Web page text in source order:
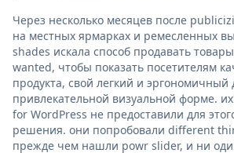
Через несколько месяцев после
на местных ярмарках и ремесленных
shades искала способ продавать
wanted, чтобы показать посетителям
продукта, свой легкий и эргономичный
привлекательной визуальной форме.
for WordPress не предоставили для
решения. они попробовали different
прежде чем нашли powr slider, и ни